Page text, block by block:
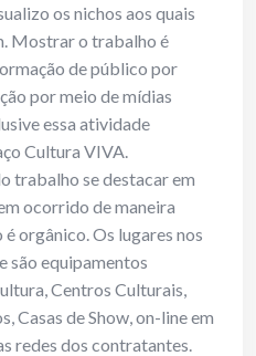
os nichos aos quais
Mostrar o trabalho é
de público por
por meio de mídias
essa atividade
Cultura VIVA.
trabalho se destacar em
ocorrido de maneira
orgânico. Os lugares nos
são equipamentos
Centros Culturais,
Casas de Show, on-line em
redes dos contratantes.